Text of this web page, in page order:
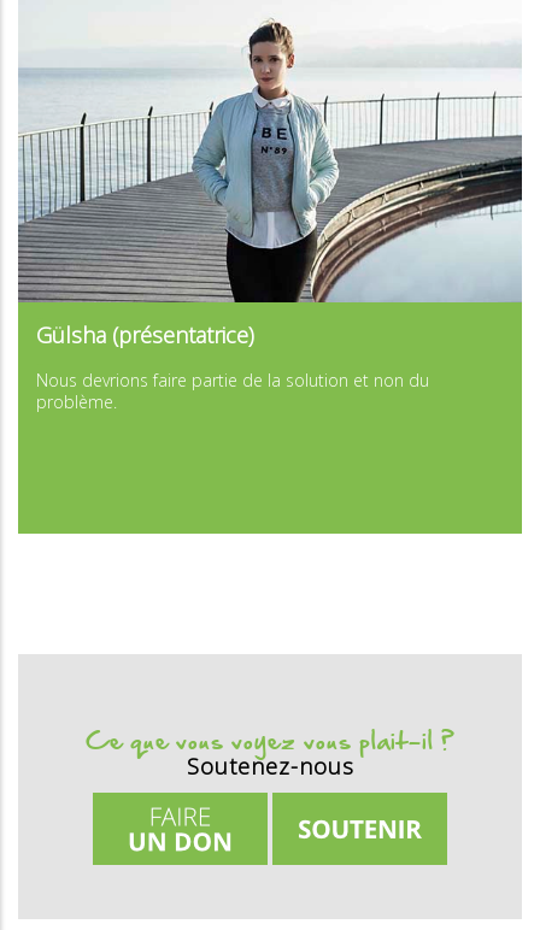
Gülsha (présentatrice)
Nous devrions faire partie de la solution et non du
problème.
Ce que vous voyez vous plait-il ?
Soutenez-nous